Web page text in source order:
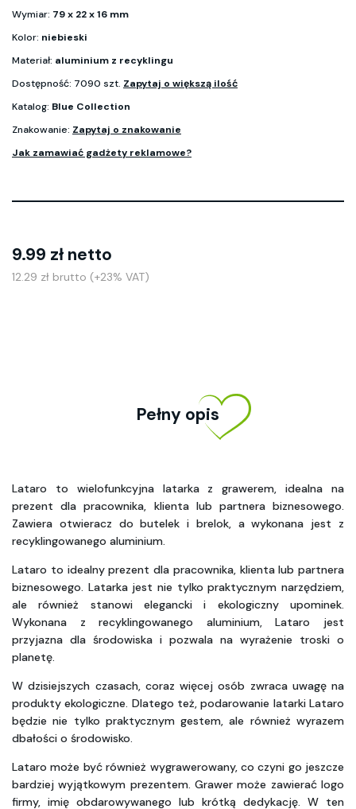
Wymiar: 79 x 22 x 16 mm
Kolor: niebieski
Materiał: aluminium z recyklingu
Dostępność: 7090 szt. Zapytaj o większą ilość
Katalog: Blue Collection
Znakowanie: Zapytaj o znakowanie
Jak zamawiać gadżety reklamowe?
9.99 zł netto
12.29 zł brutto (+23% VAT)
Pełny opis
Lataro to wielofunkcyjna latarka z grawerem, idealna na
prezent dla pracownika, klienta lub partnera biznesowego.
Zawiera otwieracz do butelek i brelok, a wykonana jest z
recyklingowanego aluminium.
Lataro to idealny prezent dla pracownika, klienta lub partnera
biznesowego. Latarka jest nie tylko praktycznym narzędziem,
ale również stanowi elegancki i ekologiczny upominek.
Wykonana z recyklingowanego aluminium, Lataro jest
przyjazna dla środowiska i pozwala na wyrażenie troski o
planetę.
W dzisiejszych czasach, coraz więcej osób zwraca uwagę na
produkty ekologiczne. Dlatego też, podarowanie latarki Lataro
będzie nie tylko praktycznym gestem, ale również wyrazem
dbałości o środowisko.
Lataro może być również wygrawerowany, co czyni go jeszcze
bardziej wyjątkowym prezentem. Grawer może zawierać logo
firmy, imię obdarowywanego lub krótką dedykację. W ten